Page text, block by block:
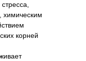
химическим
корней